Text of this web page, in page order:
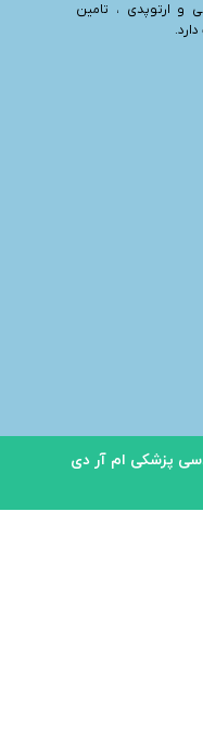
پزشکی ام آر دی
و ارتوپدی ، تامین